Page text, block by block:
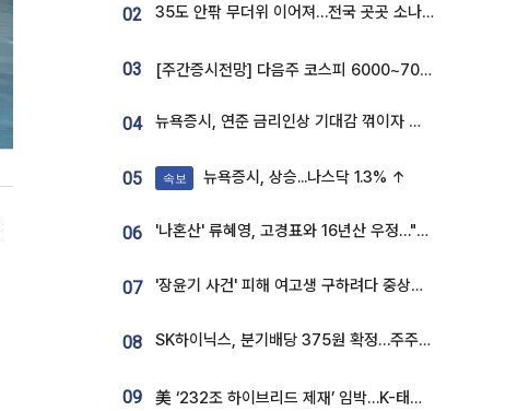
02 35도 안팎 무더위 이어져…전국 곳곳 소나기 [오늘 날씨]
03 [주간증시전망] 다음주 코스피 6000~7000⋯“外人 수급은 정책이 변수”
04 뉴욕증시, 연준 금리인상 기대감 꺾이자 상승...S&P500 사상 최고치 [종합]
05 속보 뉴욕증시, 상승...나스닥 1.3% ↑
06 '나혼산' 류혜영, 고경표와 16년산 우정…"자취방서 부모님과 마주쳐"
07 '장윤기 사건' 피해 여고생 구하려다 중상…고교생 의상자 지정
08 SK하이닉스, 분기배당 375원 확정…주주환원책 9월로 앞당겨 발표
09 美 ‘232조 하이브리드 제재’ 임박…K-태양광, 불확실성 털고 날개 다나